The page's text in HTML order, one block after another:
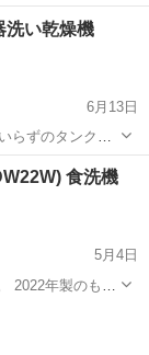
です） 公式によ
願いします。 こ
洗い乾燥機
6月13日
らずのタンク式
/
に詳細ありま
水道
食洗機
5月4日
2022年製のもの